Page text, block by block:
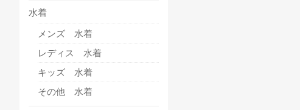
水着
メンズ 水着
レディス 水着
キッズ 水着
その他 水着